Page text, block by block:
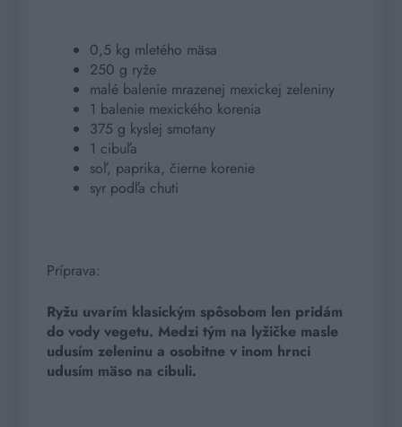
0,5 kg mletého mäsa
250 g ryže
malé balenie mrazenej mexickej zeleniny
1 balenie mexického korenia
375 g kyslej smotany
1 cibuľa
soľ, paprika, čierne korenie
syr podľa chuti
Príprava:
Ryžu uvarím klasickým spôsobom len pridám
do vody vegetu. Medzi tým na lyžičke masle
udusím zeleninu a osobitne v inom hrnci
udusím mäso na cibuli.